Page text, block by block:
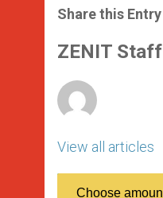
t
s
p
p
s
e
g
e
e
b
o
k
Share this Entry
ZENIT Staff
View all articles